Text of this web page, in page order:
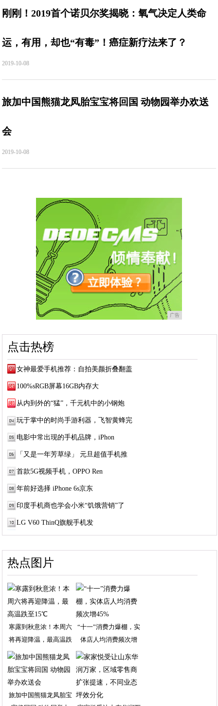
刚刚！2019首个诺贝尔奖揭晓：氧气决定人类命
运，有用，却也“有毒”！癌症新疗法来了？
2019-10-08
旅加中国熊猫龙凤胎宝宝将回国 动物园举办欢送
会
2019-10-08
广告
点击热榜
女神最爱手机推荐：自拍美颜折叠翻盖
100%sRGB屏幕16GB内存大
从内到外的“猛”，千元机中的小钢炮
玩于掌中的时尚手游利器，飞智黄蜂完
电影中常出现的手机品牌，iPhon
「又是一年芳草绿」 元旦超值手机推
首款5G视频手机，OPPO Ren
年前好选择 iPhone 6s京东
印度手机商也学会小米“饥饿营销”了
LG V60 ThinQ旗舰手机发
热点图片
寒露到秋意浓！本周六
将再迎降温，最高温跌
“十一”消费力爆棚，实
体店人均消费频次增
旅加中国熊猫龙凤胎宝